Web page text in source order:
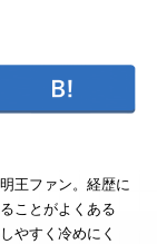
王ファン。経歴に
ことがよくある
やすく冷めにく